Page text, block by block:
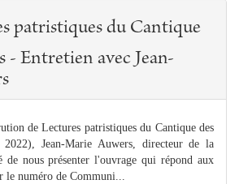
patristiques du Cantique
- Entretien avec Jean-
de Lectures patristiques du Cantique des
2022), Jean-Marie Auwers, directeur de la
de nous présenter l'ouvrage qui répond aux
le numéro de Communi...